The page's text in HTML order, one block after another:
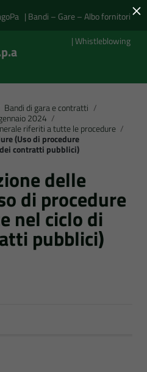
| Bandi – Gare – Albo fornitori
| Whistleblowing
Bandi di gara e contratti /
2024 /
riferiti a tutte le procedure /
(Uso di procedure
contratti pubblici)
delle
di procedure
nel ciclo di
pubblici)
×